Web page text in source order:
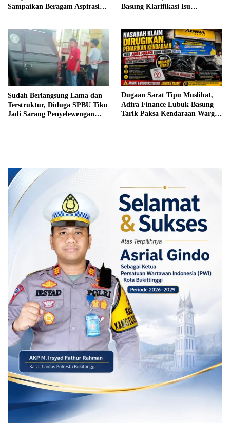
Sampaikan Beragam Aspirasi
Basung Klarifikasi Isu
Sudah Berlangsung Lama dan
Terstruktur, Diduga SPBU Tiku
Jadi Sarang Penyelewengan
Dugaan Sarat Tipu Muslihat,
Adira Finance Lubuk Basung
Tarik Paksa Kendaraan Warga